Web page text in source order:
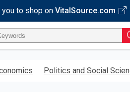
to shop on VitalSource.com
Politics and Social